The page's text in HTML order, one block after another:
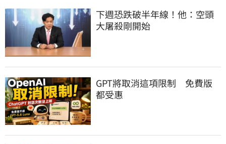
下週恐跌破半年線！他：空頭
大屠殺剛開始
GPT將取消這項限制　免費版
都受惠